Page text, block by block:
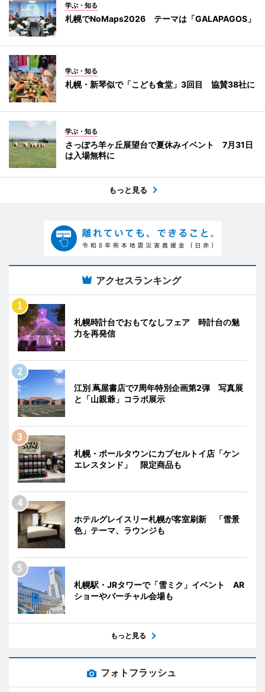
学ぶ・知る
札幌でNoMaps2026 テーマは「GALAPAGOS」
学ぶ・知る
札幌・新琴似で「こども食堂」3回目 協賛38社に
学ぶ・知る
さっぽろ羊ヶ丘展望台で夏休みイベント 7月31日
は入場無料に
もっと見る
アクセスランキング
札幌時計台でおもてなしフェア 時計台の魅
力を再発信
江別 蔦屋書店で7周年特別企画第2弾 写真展
と「山親爺」コラボ展示
札幌・ポールタウンにカプセルトイ店「ケン
エレスタンド」 限定商品も
ホテルグレイスリー札幌が客室刷新 「雪景
色」テーマ、ラウンジも
札幌駅・JRタワーで「雪ミク」イベント AR
ショーやバーチャル会場も
もっと見る
フォトフラッシュ